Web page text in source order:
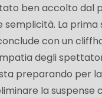
ben accolto dal
semplicità. La prima
con un
degli
preparando per
la suspense